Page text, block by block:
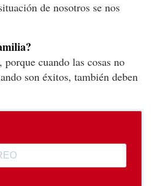
de nosotros se nos
cuando las cosas no
son éxitos, también deben